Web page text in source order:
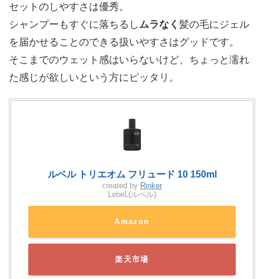
セットのしやすさは優秀。
シャンプーもすぐに落ちるしムラなく 髪の毛にジェル
を届かせることのできる扱いやすさはグッドです。
そこまでのウェット感はいらないけど、ちょっと濡れ
た感じが欲しいという方にピッタリ。
ルベル トリエオム フリュード 10 150ml
created by Rinker
LebeL(ルベル)
Amazon
楽天市場